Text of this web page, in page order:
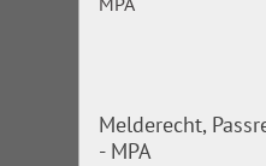
Melderecht,
- MPA